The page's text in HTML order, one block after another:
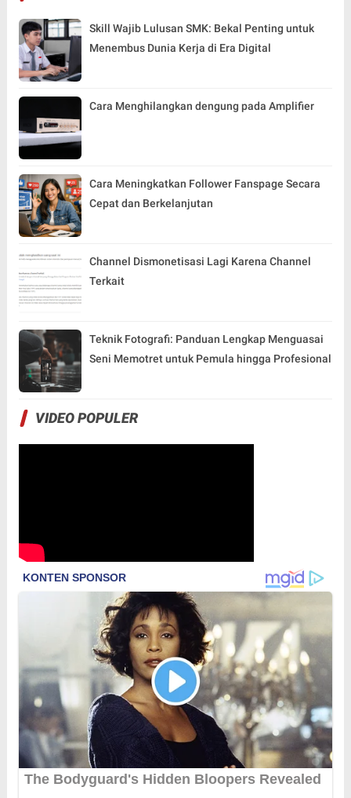
Skill Wajib Lulusan SMK: Bekal Penting untuk
Menembus Dunia Kerja di Era Digital
Cara Menghilangkan dengung pada Amplifier
Cara Meningkatkan Follower Fanspage Secara
Cepat dan Berkelanjutan
Channel Dismonetisasi Lagi Karena Channel
Terkait
Teknik Fotografi: Panduan Lengkap Menguasai
Seni Memotret untuk Pemula hingga Profesional
VIDEO POPULER